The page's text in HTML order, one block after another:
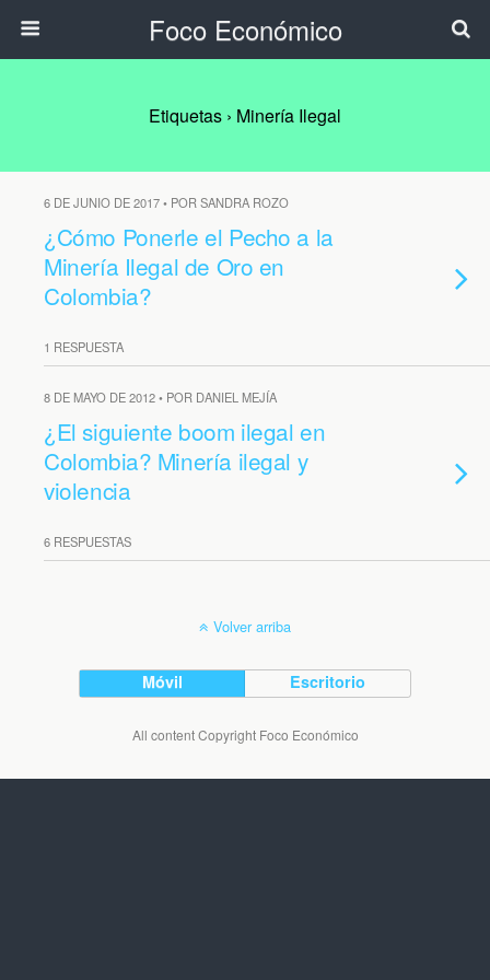
Foco Económico
Etiquetas › Minería Ilegal
6 DE JUNIO DE 2017 • POR SANDRA ROZO
¿Cómo Ponerle el Pecho a la
Minería Ilegal de Oro en
Colombia?
1 RESPUESTA
8 DE MAYO DE 2012 • POR DANIEL MEJÍA
¿El siguiente boom ilegal en
Colombia? Minería ilegal y
violencia
6 RESPUESTAS
Volver arriba
Móvil Escritorio
All content Copyright Foco Económico